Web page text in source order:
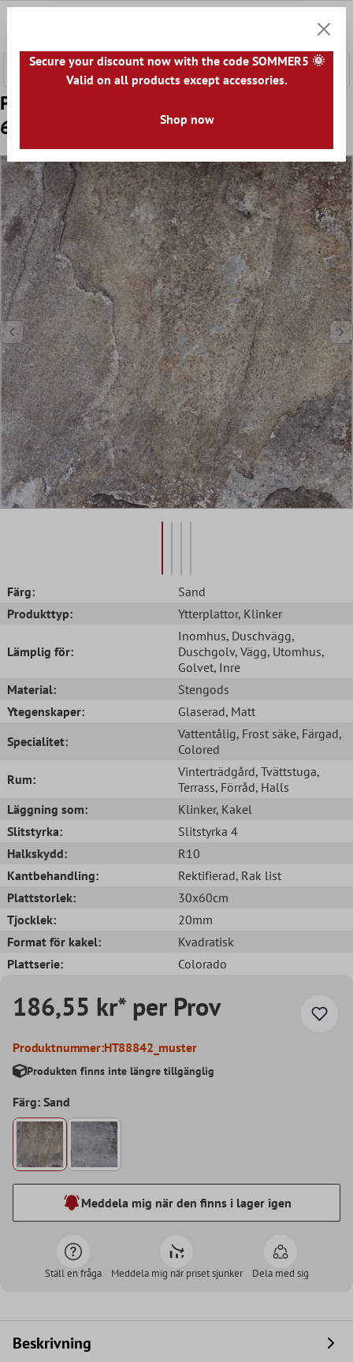
Prov Terass Klinker Colorado Colored
60x60x2cm Sand
Färg:
Sand
Produkttyp:
Ytterplattor, Klinker
Lämplig för:
Inomhus, Duschvägg,
Duschgolv, Vägg, Utomhus,
Golvet, Inre
Material:
Stengods
Ytegenskaper:
Glaserad, Matt
Specialitet:
Vattentålig, Frost säke, Färgad,
Colored
Rum:
Vinterträdgård, Tvättstuga,
Terrass, Förråd, Halls
Läggning som:
Klinker, Kakel
Slitstyrka:
Slitstyrka 4
Halkskydd:
R10
Kantbehandling:
Rektifierad, Rak list
Plattstorlek:
30x60cm
Tjocklek:
20mm
Format för kakel:
Kvadratisk
Plattserie:
Colorado
186,55 kr* per Prov
Produktnummer:HT88842_muster
Produkten finns inte längre tillgänglig
Färg: Sand
Meddela mig när den finns i lager igen
Ställ en fråga Meddela mig när priset sjunker Dela med sig
Beskrivning
Secure your discount now with the code SOMMER5 🌞
Valid on all products except accessories.
Shop now